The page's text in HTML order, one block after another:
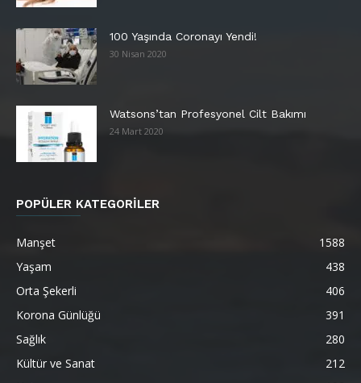
100 Yaşında Coronayı Yendi!
30 Nisan 2020
Watsons’tan Profesyonel Cilt Bakımı
24 Mart 2020
POPÜLER KATEGORİLER
Manşet
1588
Yaşam
438
Orta Şekerli
406
Korona Günlüğü
391
Sağlık
280
Kültür ve Sanat
212